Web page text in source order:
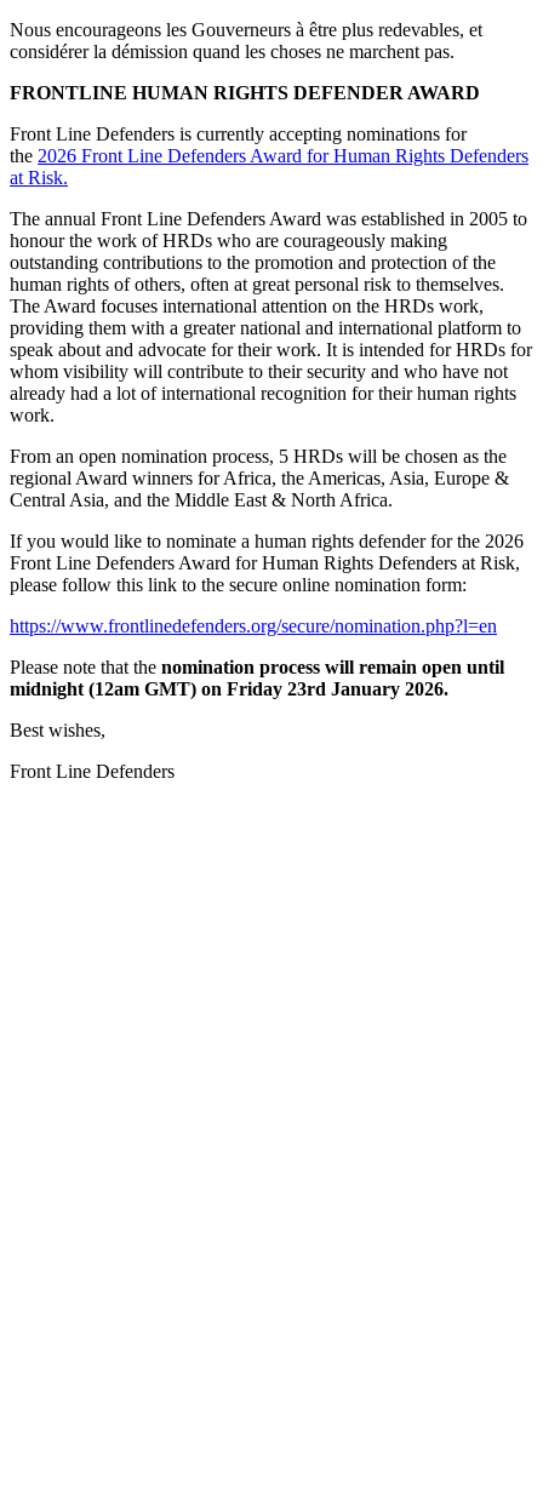
Nous encourageons les Gouverneurs à être plus redevables, et
considérer la démission quand les choses ne marchent pas.
FRONTLINE HUMAN RIGHTS DEFENDER AWARD
Front Line Defenders is currently accepting nominations for
the 2026 Front Line Defenders Award for Human Rights Defenders
at Risk.
The annual Front Line Defenders Award was established in 2005 to
honour the work of HRDs who are courageously making
outstanding contributions to the promotion and protection of the
human rights of others, often at great personal risk to themselves.
The Award focuses international attention on the HRDs work,
providing them with a greater national and international platform to
speak about and advocate for their work. It is intended for HRDs for
whom visibility will contribute to their security and who have not
already had a lot of international recognition for their human rights
work.
From an open nomination process, 5 HRDs will be chosen as the
regional Award winners for Africa, the Americas, Asia, Europe &
Central Asia, and the Middle East & North Africa.
If you would like to nominate a human rights defender for the 2026
Front Line Defenders Award for Human Rights Defenders at Risk,
please follow this link to the secure online nomination form:
https://www.frontlinedefenders.org/secure/nomination.php?l=en
Please note that the nomination process will remain open until
midnight (12am GMT) on Friday 23rd January 2026.
Best wishes,
Front Line Defenders